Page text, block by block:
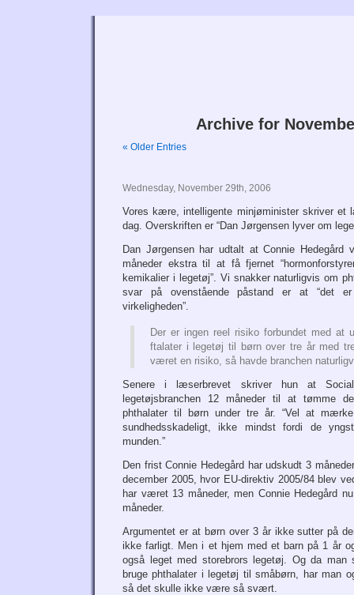
Archive for
« Older Entries
Wednesday, November 29th, 2006
Vores kære, intelligente minjøminister skriver et
dag. Overskriften er “Dan Jørgensen lyver om
Dan Jørgensen har udtalt at Connie Hedegård
måneder ekstra til at få fjernet
kemikalier i legetøj”. Vi snakker naturligvis om
svar på ovenstående påstand er at “det
virkeligheden”.
Der er ingen reel risiko forbundet med at
ftalater i legetøj til børn over tre år med
været en risiko, så havde branchen
Senere i læserbrevet skriver hun at
legetøjsbranchen 12 måneder til at tømme
phthalater til børn under tre år. “Vel at
sundhedsskadeligt, ikke mindst fordi de
munden.”
Den frist Connie Hedegård har udskudt 3
december 2005, hvor EU-direktiv 2005/84 blev
har været 13 måneder, men Connie Hedegård
måneder.
Argumentet er at børn over 3 år ikke sutter på
ikke farligt. Men i et hjem med et barn på 1 år
også leget med storebrors legetøj. Og da man
bruge phthalater i legetøj til småbørn, har man
så det skulle ikke være så svært.